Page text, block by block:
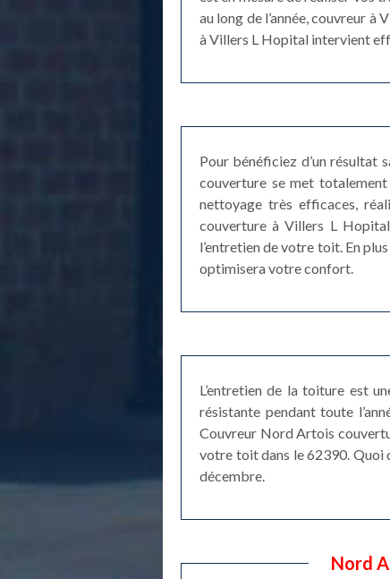
au long de l’année, couvreur
à Villers L Hopital intervient
Pour bénéficiez d’un résultat
couverture se met
nettoyage très efficaces,
couverture à Villers L
l’entretien de votre toit. En
optimisera votre confort.
L’entretien de la toiture est
résistante pendant toute
Couvreur Nord Artois
votre toit dans le 62390. Quoi
décembre.
Nord